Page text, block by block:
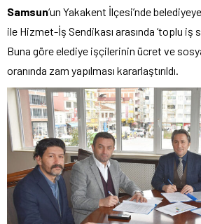
Samsun‘un Yakakent İlçesi’nde
ile Hizmet-İş Sendikası arasında ‘toplu iş
Buna göre elediye işçilerinin ücret ve
oranında zam yapılması kararlaştırıldı.